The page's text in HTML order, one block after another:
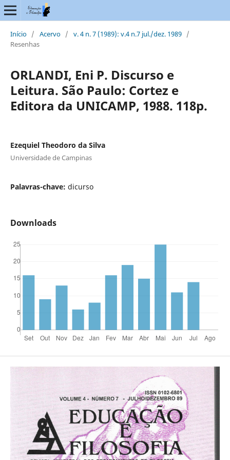
Início / Acervo / v. 4 n. 7 (1989): v.4 n.7 jul./dez. 1989 /
Resenhas
ORLANDI, Eni P. Discurso e
Leitura. São Paulo: Cortez e
Editora da UNICAMP, 1988. 118p.
Ezequiel Theodoro da Silva
Universidade de Campinas
Palavras-chave: dicurso
Downloads